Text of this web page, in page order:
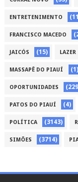
ENTRETENIMENTO
FRANCISCO MACEDO
JAICÓS (15) LAZER
MASSAPÊ DO PIAUÍ (1)
OPORTUNIDADES
PATOS DO PIAUÍ (4)
POLÍTICA (3143)
SIMÕES (3714)